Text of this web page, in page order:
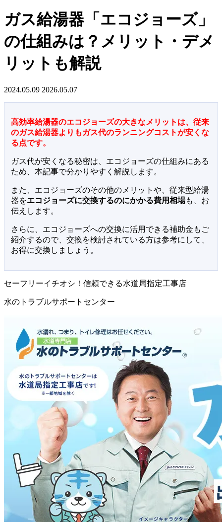
ガス給湯器「エコジョーズ」
の仕組みは？メリット・デメ
リットも解説
2024.05.09 2026.05.07
高効率給湯器のエコジョーズの大きなメリットは、従来
のガス給湯器よりもガス代のランニングコストが安くな
る点です。
ガス代が安くなる秘密は、エコジョーズの仕組みにある
ため、本記事で分かりやすく解説します。
また、エコジョーズのその他のメリットや、従来型給湯
器をエコジョーズに交換するのにかかる費用相場も、お
伝えします。
さらに、エコジョーズへの交換に活用できる補助金もご
紹介するので、交換を検討されている方は参考にして、
お得に交換しましょう。
セーフリーイチオシ！信頼できる水道局指定工事店
水のトラブルサポートセンター